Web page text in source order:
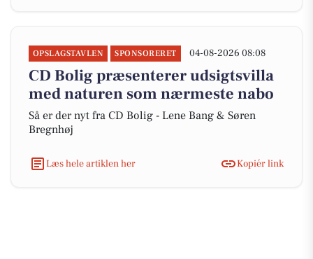
OPSLAGSTAVLEN SPONSORERET 04-08-2026 08:08
CD Bolig præsenterer udsigtsvilla
med naturen som nærmeste nabo
Så er der nyt fra CD Bolig - Lene Bang & Søren
Bregnhøj
Læs hele artiklen her Kopiér link